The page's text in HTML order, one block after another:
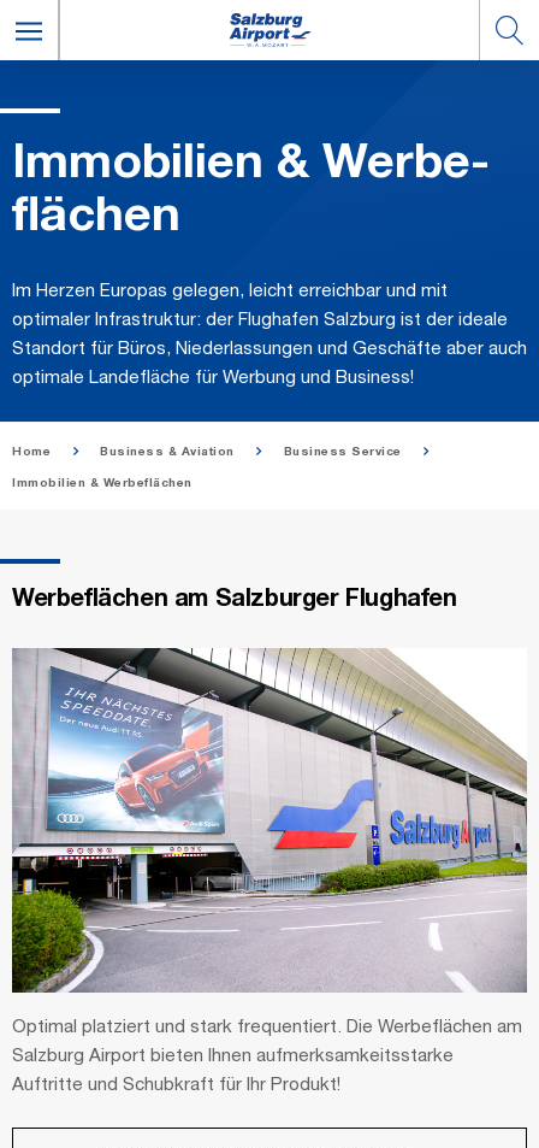
Im­mo­bi­li­en & Wer­be­
flä­chen
Im Herzen Europas gelegen, leicht erreichbar und mit
optimaler Infrastruktur: der Flughafen Salzburg ist der ideale
Standort für Büros, Niederlassungen und Geschäfte aber auch
optimale Landefläche für Werbung und Business!
Home Business & Aviation Business Service
Immobilien & Werbeflächen
Werbeflächen am Salzburger Flughafen
Optimal platziert und stark frequentiert. Die Werbeflächen am
Salzburg Airport bieten Ihnen aufmerksamkeitsstarke
Auftritte und Schubkraft für Ihr Produkt!